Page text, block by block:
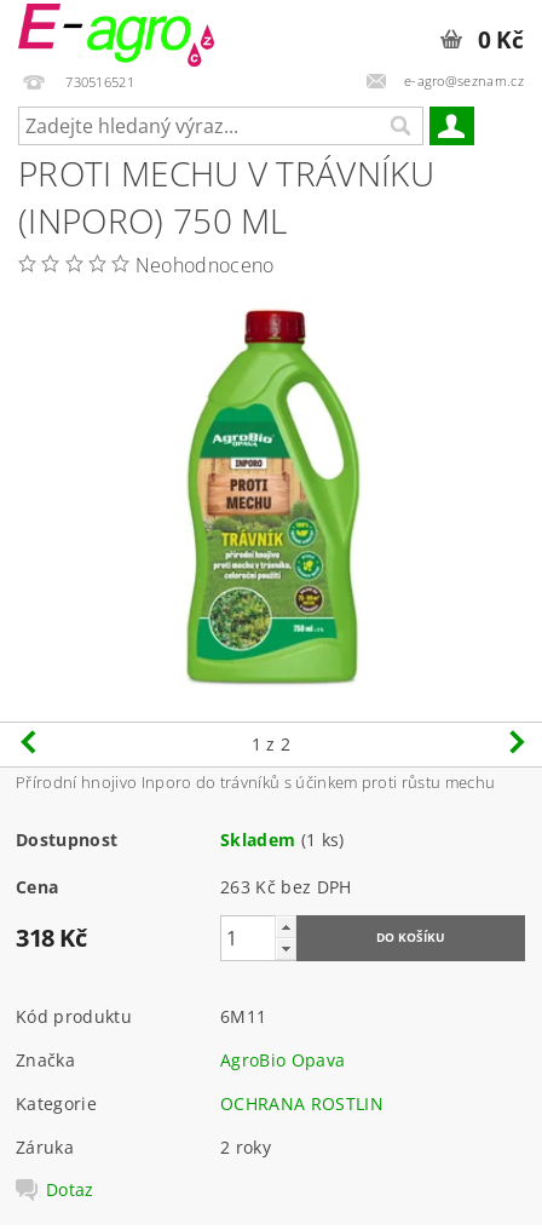
730516521 e-agro@seznam.cz
0 Kč
PROTI MECHU V TRÁVNÍKU
(INPORO) 750 ML
Neohodnoceno
1 z 2
Přírodní hnojivo Inporo do trávníků s účinkem proti růstu mechu
Dostupnost Skladem (1 ks)
Cena 263 Kč bez DPH
318 Kč
Kód produktu
6M11
Značka
AgroBio Opava
Kategorie
OCHRANA ROSTLIN
Záruka
2 roky
Dotaz